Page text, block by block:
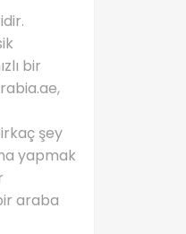
bir
şey
yapmak
araba